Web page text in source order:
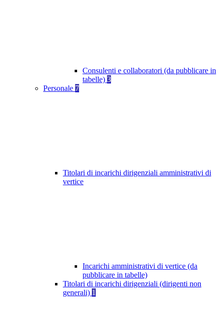
Consulenti e collaboratori (da pubblicare in
tabelle) 3
Personale 7
Titolari di incarichi dirigenziali amministrativi di
vertice
Incarichi amministrativi di vertice (da
pubblicare in tabelle)
Titolari di incarichi dirigenziali (dirigenti non
generali) 1